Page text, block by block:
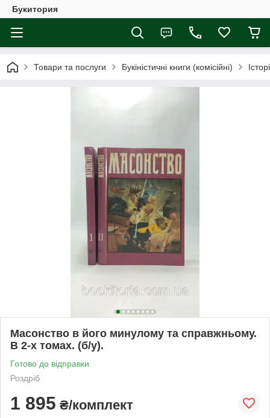
Букитория
Товари та послуги Букіністичні книги (комісійні)
Масонство в його минулому та справжньому.
В 2-х томах. (б/у).
Готово до відправки
Роздріб
1 895 ₴/комплект